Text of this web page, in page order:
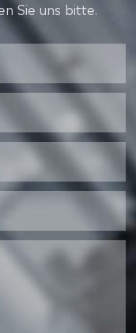
Sie uns bitte.